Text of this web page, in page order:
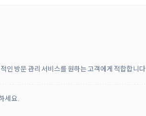
인 방문 관리 서비스를 원하는 고객에게 적합합니다.
세요.